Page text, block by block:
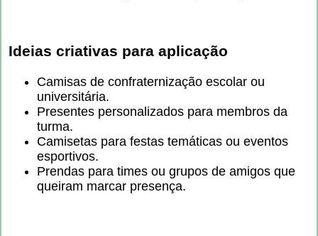
Ideias criativas para aplicação
Camisas de confraternização escolar ou
universitária.
Presentes personalizados para membros da
turma.
Camisetas para festas temáticas ou eventos
esportivos.
Prendas para times ou grupos de amigos que
queiram marcar presença.